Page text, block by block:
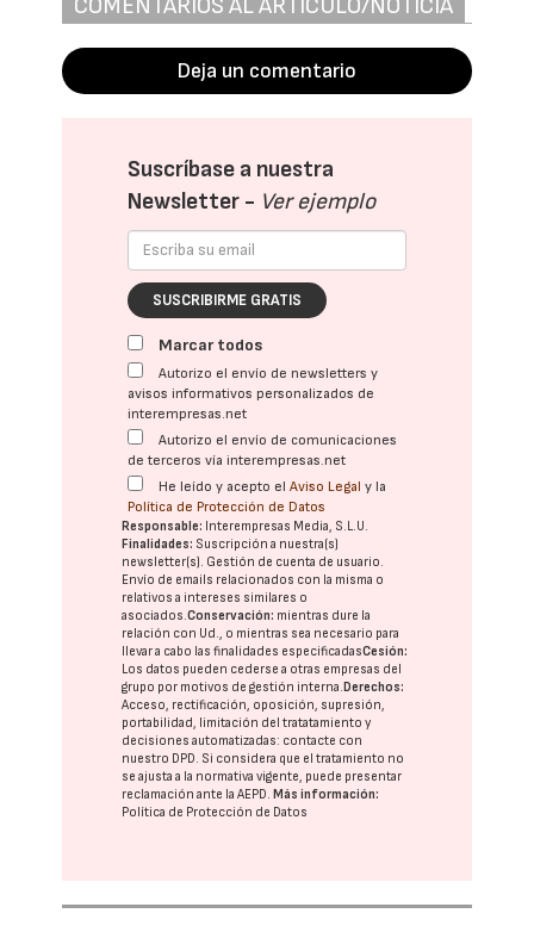
Deja un comentario
Suscríbase a nuestra
Newsletter - Ver ejemplo
SUSCRIBIRME GRATIS
Marcar todos
Autorizo el envío de newsletters y
avisos informativos personalizados de
interempresas.net
Autorizo el envío de comunicaciones
de terceros vía interempresas.net
He leído y acepto elAviso Legal y la
Política de Protección de Datos
Responsable: Interempresas Media, S.L.U.
Finalidades: Suscripción a nuestra(s)
newsletter(s). Gestión de cuenta de usuario.
Envío de emails relacionados con la misma o
relativos a intereses similares o
asociados.Conservación: mientras dure la
relación con Ud., o mientras sea necesario para
llevar a cabo las finalidades especificadasCesión:
Los datos pueden cederse a otras empresas del
grupo por motivos de gestión interna.Derechos:
Acceso, rectificación, oposición, supresión,
portabilidad, limitación del tratatamiento y
decisiones automatizadas: contacte con
nuestro DPD. Si considera que el tratamiento no
se ajusta a la normativa vigente, puede presentar
reclamación ante laAEPD.Más información:
Política de Protección de Datos